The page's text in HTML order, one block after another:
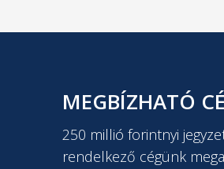
MEGBÍZHATÓ
250 millió forintnyi
rendelkező cégünk